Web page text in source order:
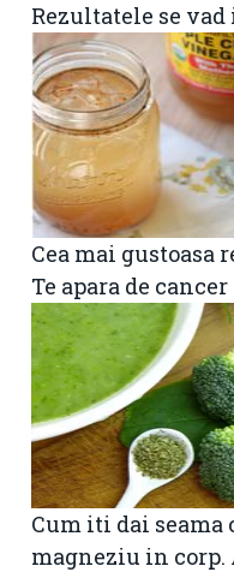
Rezultatele se
Cea mai gustoasa
Te apara de cancer
Cum iti dai seama
magneziu in corp.